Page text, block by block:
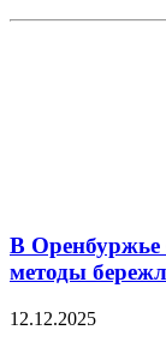
В Оренбуржье
методы
12.12.2025